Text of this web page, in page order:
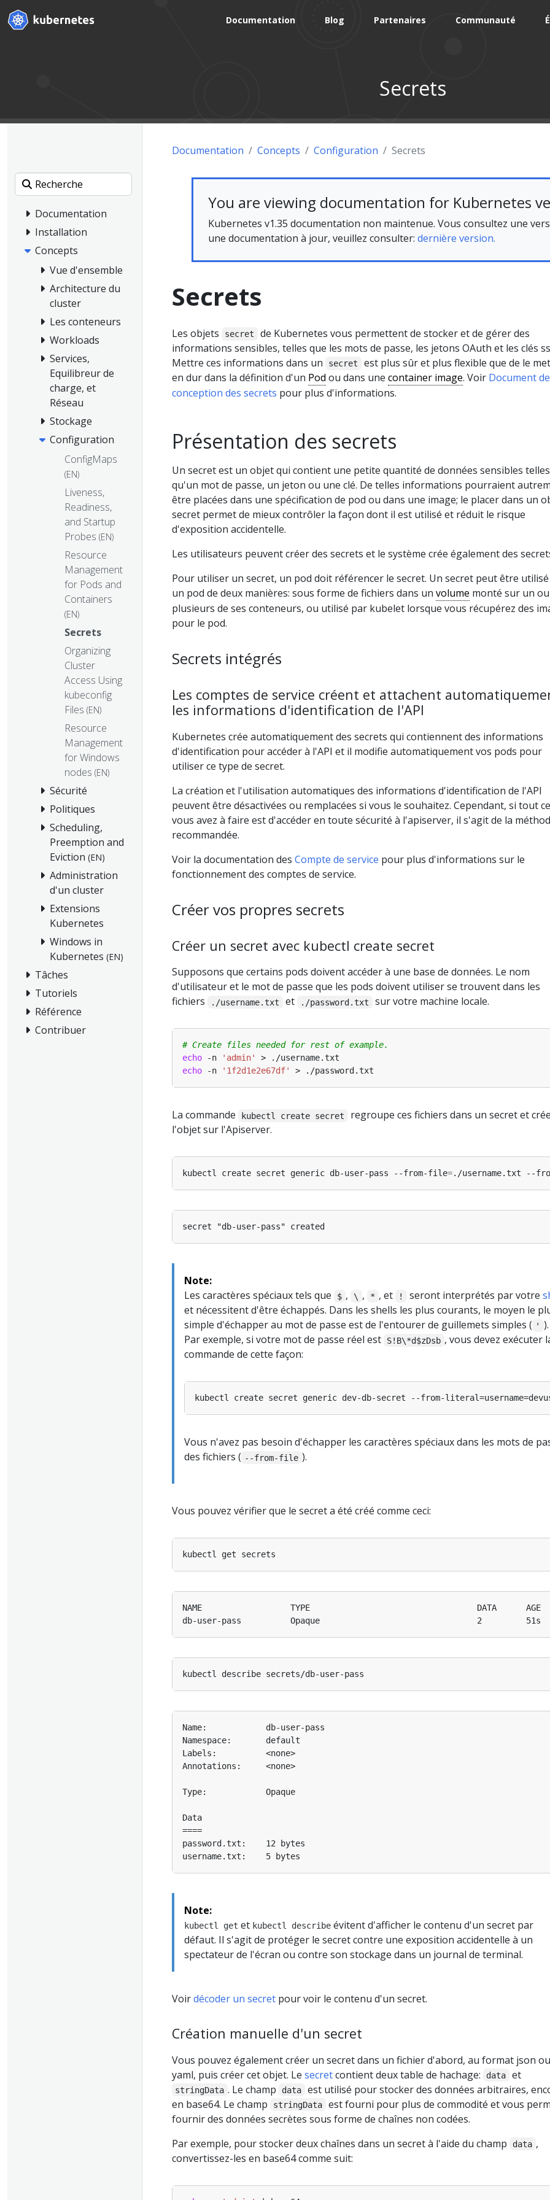
Documentation Blog Partenaires Communauté
Secrets
Documentation
Installation
Concepts
Vue d'ensemble
Architecture du
cluster
Les conteneurs
Workloads
Services,
Equilibreur de
charge, et
Réseau
Stockage
Configuration
ConfigMaps
(EN)
Liveness,
Readiness,
and Startup
Probes (EN)
Resource
Management
for Pods and
Containers
(EN)
Secrets
Organizing
Cluster
Access Using
kubeconfig
Files (EN)
Resource
Management
for Windows
nodes (EN)
Sécurité
Politiques
Scheduling,
Preemption and
Eviction (EN)
Administration
d'un cluster
Extensions
Kubernetes
Windows in
Kubernetes (EN)
Tâches
Tutoriels
Référence
Contribuer
Documentation Concepts Configuration Secrets
You are viewing documentation for Kubernetes
Kubernetes v1.35 documentation non maintenue. Vous consultez une
une documentation à jour, veuillez consulter: dernière version.
Secrets
Les objets secret
de Kubernetes vous permettent de stocker et de gérer des
informations sensibles, telles que les mots de passe, les jetons OAuth et les clés
Mettre ces informations dans un
secret
est plus sûr et plus flexible que de le
en dur dans la définition d'un Pod ou dans une container image. Voir Document de
conception des secrets pour plus d'informations.
Présentation des secrets
Un secret est un objet qui contient une petite quantité de données sensibles telles
qu'un mot de passe, un jeton ou une clé. De telles informations pourraient
être placées dans une spécification de pod ou dans une image; le placer dans un
secret permet de mieux contrôler la façon dont il est utilisé et réduit le risque
d'exposition accidentelle.
Les utilisateurs peuvent créer des secrets et le système crée également des
Pour utiliser un secret, un pod doit référencer le secret. Un secret peut être utilisé
un pod de deux manières: sous forme de fichiers dans un volume monté sur un ou
plusieurs de ses conteneurs, ou utilisé par kubelet lorsque vous récupérez des
pour le pod.
Secrets intégrés
Les comptes de service créent et attachent
les informations d'identification de l'API
Kubernetes crée automatiquement des secrets qui contiennent des informations
d'identification pour accéder à l'API et il modifie automatiquement vos pods pour
utiliser ce type de secret.
La création et l'utilisation automatiques des informations d'identification de l'API
peuvent être désactivées ou remplacées si vous le souhaitez. Cependant, si tout
vous avez à faire est d'accéder en toute sécurité à l'apiserver, il s'agit de la
recommandée.
Voir la documentation des Compte de service pour plus d'informations sur le
fonctionnement des comptes de service.
Créer vos propres secrets
Créer un secret avec kubectl create secret
Supposons que certains pods doivent accéder à une base de données. Le nom
d'utilisateur et le mot de passe que les pods doivent utiliser se trouvent dans les
fichiers
./username.txt et ./password.txt sur votre machine locale.
# Create files needed for rest of example.
echo -n 'admin'
echo -n '1f2d1e2e67df'
La commande kubectl create secret
regroupe ces fichiers dans un secret et
l'objet sur l'Apiserver.
kubectl create secret generic db-user-pass --from-file=./username.txt --
Note:
Les caractères spéciaux tels que
$ , \ , * , et ! seront interprétés par votre
et nécessitent d'être échappés. Dans les shells les plus courants, le moyen le
simple d'échapper au mot de passe est de l'entourer de guillemets simples ( ' ).
Par exemple, si votre mot de passe réel est
S!B\*d$zDsb , vous devez exécuter
commande de cette façon:
Vous n'avez pas besoin d'échapper les caractères spéciaux dans les mots de
des fichiers ( --from-file ).
Vous pouvez vérifier que le secret a été créé comme ceci:
Note:
kubectl get et kubectl describe évitent d'afficher le contenu d'un secret par
défaut. Il s'agit de protéger le secret contre une exposition accidentelle à un
spectateur de l'écran ou contre son stockage dans un journal de terminal.
Voirdécoder un secret pour voir le contenu d'un secret.
Création manuelle d'un secret
Vous pouvez également créer un secret dans un fichier d'abord, au format json ou
yaml, puis créer cet objet. Le secretcontient deux table de hachage: data et
stringData . Le champ data
est utilisé pour stocker des données arbitraires,
en base64. Le champ
stringData
est fourni pour plus de commodité et vous
fournir des données secrètes sous forme de chaînes non codées.
Par exemple, pour stocker deux chaînes dans un secret à l'aide du champ
data ,
convertissez-les en base64 comme suit: